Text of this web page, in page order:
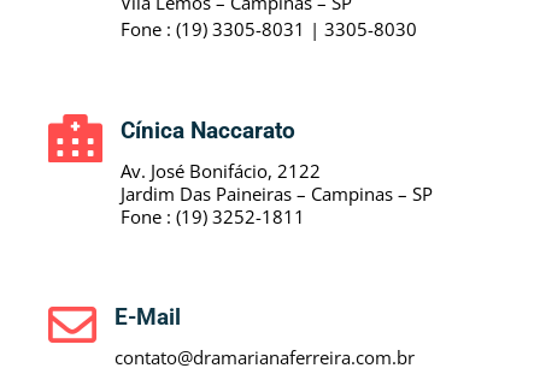
Fone : (19) 3305-8031 | 3305-8030
Cínica Naccarato
Av. José Bonifácio, 2122
Jardim Das Paineiras – Campinas – SP
Fone : (19) 3252-1811
E-Mail
contato@dramarianaferreira.com.br